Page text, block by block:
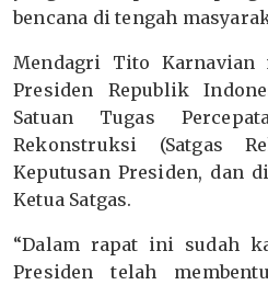
bencana di tengah
Mendagri Tito Karnavian
Presiden Republik
Satuan Tugas
Rekonstruksi (Satgas
Keputusan Presiden, dan
Ketua Satgas.
“Dalam rapat ini sudah
Presiden telah